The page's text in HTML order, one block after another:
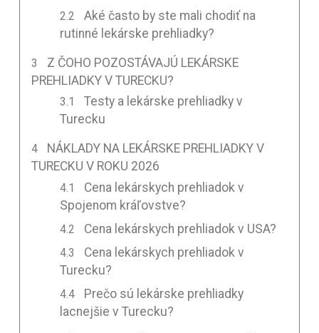
Aké často by ste mali chodiť na
rutinné lekárske prehliadky?
Z ČOHO POZOSTÁVAJÚ LEKÁRSKE
PREHLIADKY V TURECKU?
Testy a lekárske prehliadky v
Turecku
NÁKLADY NA LEKÁRSKE PREHLIADKY V
TURECKU V ROKU 2026
Cena lekárskych prehliadok v
Spojenom kráľovstve?
Cena lekárskych prehliadok v USA?
Cena lekárskych prehliadok v
Turecku?
Prečo sú lekárske prehliadky
lacnejšie v Turecku?